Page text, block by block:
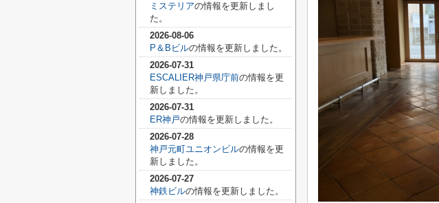
ミステリアの情報を更新しまし
た。
2026-08-06
P＆Bビルの情報を更新しました。
2026-07-31
ESCALIER神戸県庁前の情報を更
新しました。
2026-07-31
ER神戸の情報を更新しました。
2026-07-28
神戸元町ユニオンビルの情報を更
新しました。
2026-07-27
神鉄ビルの情報を更新しました。